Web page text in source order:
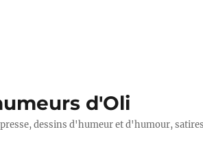
d'Oli
dessins d'humeur et d'humour,